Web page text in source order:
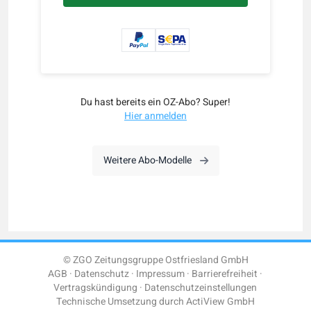
Du hast bereits ein OZ-Abo? Super!
Hier anmelden
Weitere Abo-Modelle
© ZGO Zeitungsgruppe Ostfriesland GmbH
AGB Datenschutz Impressum Barrierefreiheit
Vertragskündigung Datenschutzeinstellungen
Technische Umsetzung durchActiView GmbH